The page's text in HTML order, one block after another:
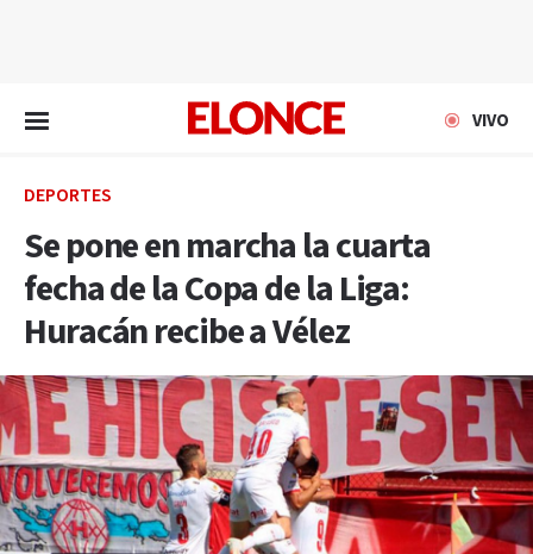
VIVO
DEPORTES
Se pone en marcha la cuarta
fecha de la Copa de la Liga:
Huracán recibe a Vélez